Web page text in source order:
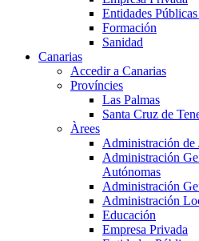
Entidades
Formación
Sanidad
Canarias
Accedir a Canarias
Províncies
Las Palmas
Santa Cruz de
Àrees
Administración de
Administración
Autónomas
Administración
Administración
Educación
Empresa Privada